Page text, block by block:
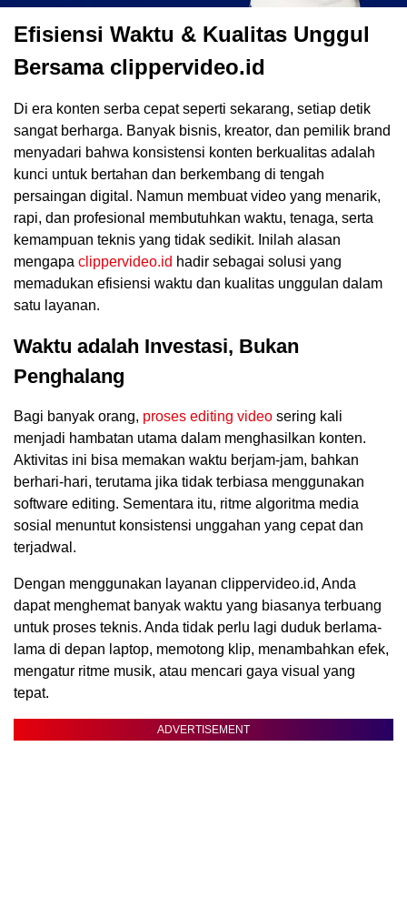
Efisiensi Waktu & Kualitas Unggul
Bersama clippervideo.id
Di era konten serba cepat seperti sekarang, setiap detik
sangat berharga. Banyak bisnis, kreator, dan pemilik brand
menyadari bahwa konsistensi konten berkualitas adalah
kunci untuk bertahan dan berkembang di tengah
persaingan digital. Namun membuat video yang menarik,
rapi, dan profesional membutuhkan waktu, tenaga, serta
kemampuan teknis yang tidak sedikit. Inilah alasan
mengapa clippervideo.id hadir sebagai solusi yang
memadukan efisiensi waktu dan kualitas unggulan dalam
satu layanan.
Waktu adalah Investasi, Bukan
Penghalang
Bagi banyak orang, proses editing video sering kali
menjadi hambatan utama dalam menghasilkan konten.
Aktivitas ini bisa memakan waktu berjam-jam, bahkan
berhari-hari, terutama jika tidak terbiasa menggunakan
software editing. Sementara itu, ritme algoritma media
sosial menuntut konsistensi unggahan yang cepat dan
terjadwal.
Dengan menggunakan layanan clippervideo.id, Anda
dapat menghemat banyak waktu yang biasanya terbuang
untuk proses teknis. Anda tidak perlu lagi duduk berlama-
lama di depan laptop, memotong klip, menambahkan efek,
mengatur ritme musik, atau mencari gaya visual yang
tepat.
ADVERTISEMENT